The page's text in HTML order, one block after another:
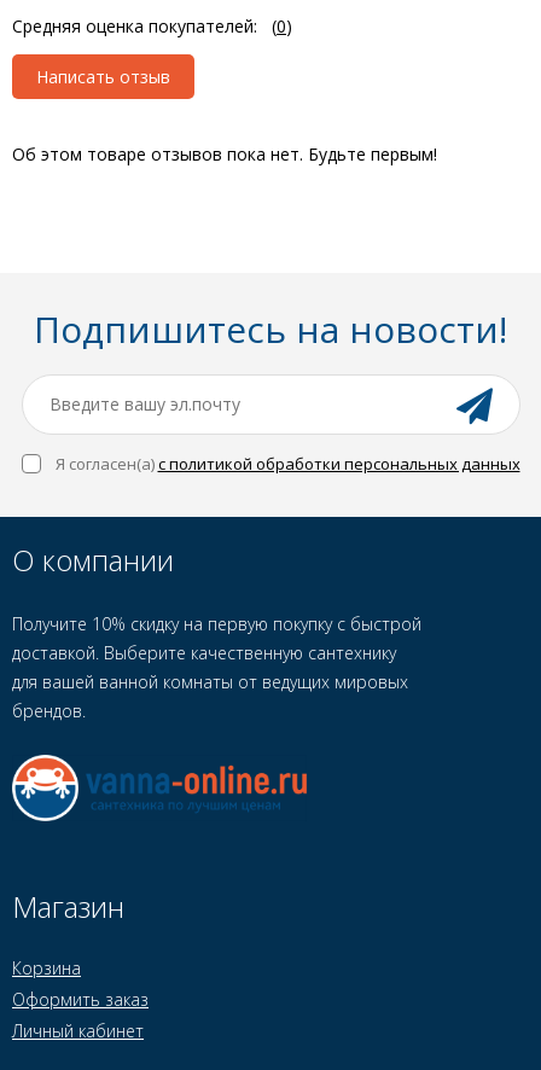
Средняя оценка покупателей: (0)
Написать отзыв
Об этом товаре отзывов пока нет. Будьте первым!
Подпишитесь на новости!
Я согласен(a)с политикой обработки персональных данных
О компании
Получите 10% скидку на первую покупку с быстрой
доставкой. Выберите качественную сантехнику
для вашей ванной комнаты от ведущих мировых
брендов.
Магазин
Корзина
Оформить заказ
Личный кабинет